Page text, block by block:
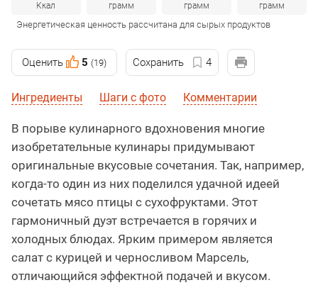
Ккал грамм грамм грамм
Энергетическая ценность рассчитана для сырых продуктов
Оценить 5 (19) Сохранить 4
Ингредиенты Шаги с фото Комментарии
В порыве кулинарного вдохновения многие
изобретательные кулинары придумывают
оригинальные вкусовые сочетания. Так, например,
когда-то один из них поделился удачной идеей
сочетать мясо птицы с сухофруктами. Этот
гармоничный дуэт встречается в горячих и
холодных блюдах. Ярким примером является
салат с курицей и черносливом Марсель,
отличающийся эффектной подачей и вкусом.